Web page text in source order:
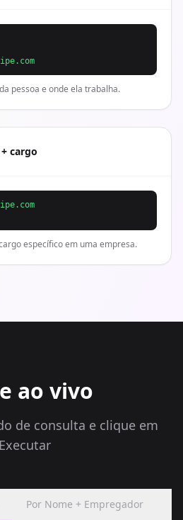
pessoa e onde ela trabalha.
cargo
específico em uma empresa.
ao vivo
de consulta e clique em
Executar
Por Nome + Empregador